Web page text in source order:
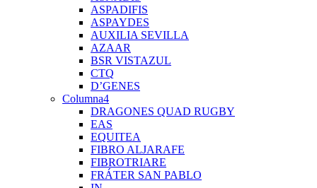
ASPADIFIS
ASPAYDES
AUXILIA SEVILLA
AZAAR
BSR VISTAZUL
CTQ
D’GENES
Columna4
DRAGONES QUAD RUGBY
EAS
EQUITEA
FIBRO ALJARAFE
FIBROTRIARE
FRÁTER SAN PABLO